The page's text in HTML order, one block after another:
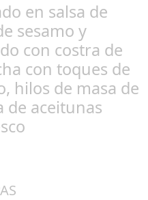
en salsa de
sesamo y
con costra de
con toques de
hilos de masa de
aceitunas